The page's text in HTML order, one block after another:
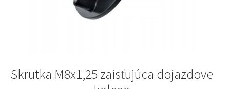
Skrutka M8x1,25 zaisťujúca dojazdove